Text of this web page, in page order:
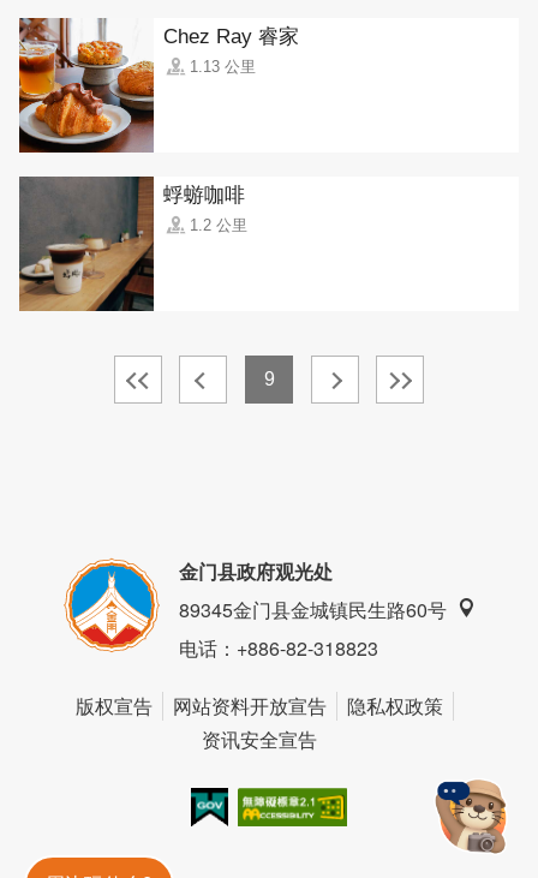
Chez Ray 睿家
1.13 公里
蜉蝣咖啡
1.2 公里
9
金门县政府观光处
89345金门县金城镇民生路60号
电话：+886-82-318823
版权宣告 网站资料开放宣告
隐私权政策
资讯安全宣告